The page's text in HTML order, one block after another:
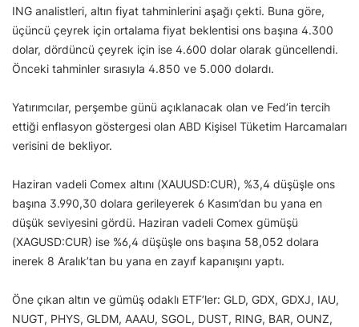
ING analistleri, altın fiyat tahminlerini aşağı çekti. Buna göre,
üçüncü çeyrek için ortalama fiyat beklentisi ons başına 4.300
dolar, dördüncü çeyrek için ise 4.600 dolar olarak güncellendi.
Önceki tahminler sırasıyla 4.850 ve 5.000 dolardı.
Yatırımcılar, perşembe günü açıklanacak olan ve Fed’in tercih
ettiği enflasyon göstergesi olan ABD Kişisel Tüketim Harcamaları
verisini de bekliyor.
Haziran vadeli Comex altını (XAUUSD:CUR), %3,4 düşüşle ons
başına 3.990,30 dolara gerileyerek 6 Kasım’dan bu yana en
düşük seviyesini gördü. Haziran vadeli Comex gümüşü
(XAGUSD:CUR) ise %6,4 düşüşle ons başına 58,052 dolara
inerek 8 Aralık’tan bu yana en zayıf kapanışını yaptı.
Öne çıkan altın ve gümüş odaklı ETF’ler: GLD, GDX, GDXJ, IAU,
NUGT, PHYS, GLDM, AAAU, SGOL, DUST, RING, BAR, OUNZ,